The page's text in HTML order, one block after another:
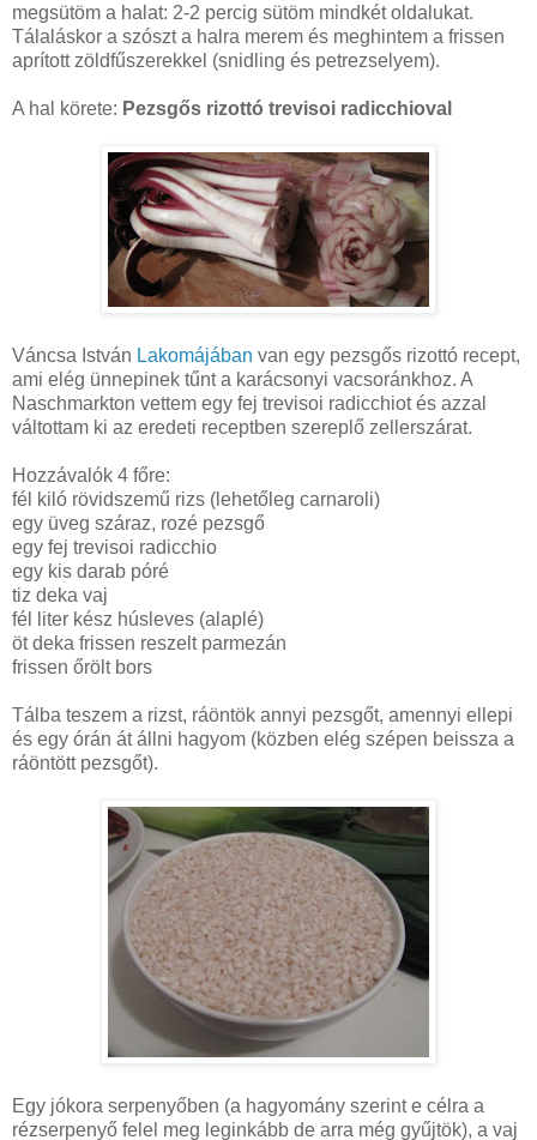
megsütöm a halat: 2-2 percig sütöm mindkét oldalukat.
Tálaláskor a szószt a halra merem és meghintem a frissen
aprított zöldfűszerekkel (snidling és petrezselyem).
A hal körete: Pezsgős rizottó trevisoi radicchioval
Váncsa István Lakomájában van egy pezsgős rizottó recept,
ami elég ünnepinek tűnt a karácsonyi vacsoránkhoz. A
Naschmarkton vettem egy fej trevisoi radicchiot és azzal
váltottam ki az eredeti receptben szereplő zellerszárat.
Hozzávalók 4 főre:
fél kiló rövidszemű rizs (lehetőleg carnaroli)
egy üveg száraz, rozé pezsgő
egy fej trevisoi radicchio
egy kis darab póré
tiz deka vaj
fél liter kész húsleves (alaplé)
öt deka frissen reszelt parmezán
frissen őrölt bors
Tálba teszem a rizst, ráöntök annyi pezsgőt, amennyi ellepi
és egy órán át állni hagyom (közben elég szépen beissza a
ráöntött pezsgőt).
Egy jókora serpenyőben (a hagyomány szerint e célra a
rézserpenyő felel meg leginkább de arra még gyűjtök), a vaj